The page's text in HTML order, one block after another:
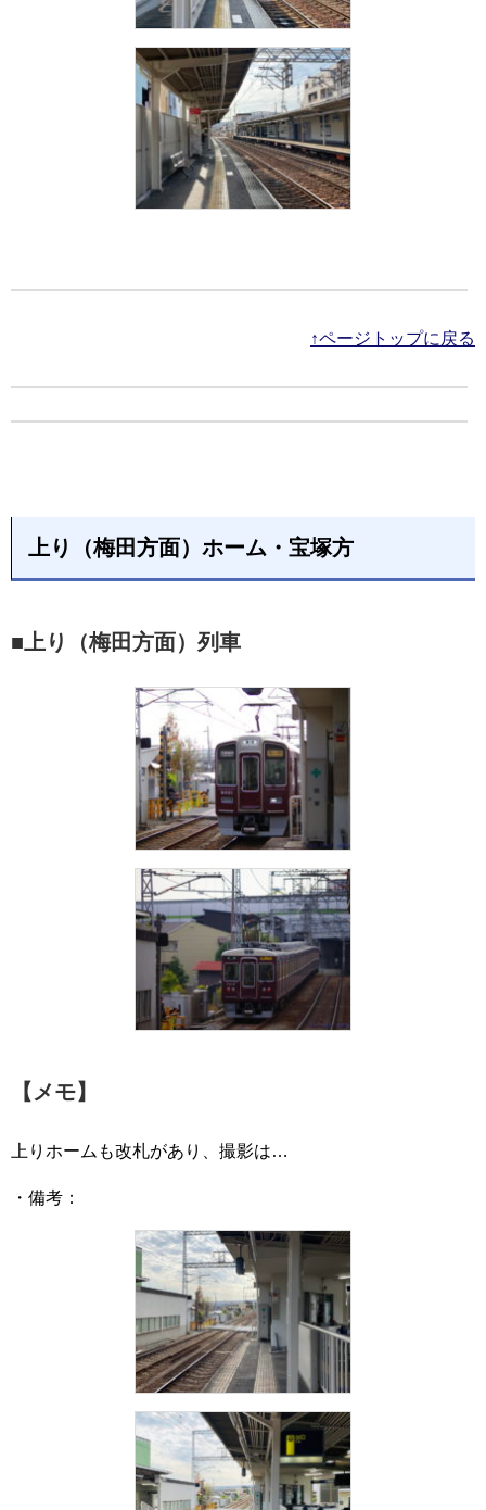
↑ページトップに戻る
上り（梅田方面）ホーム・宝塚方
■上り（梅田方面）列車
【メモ】
上りホームも改札があり、撮影は…
・備考：